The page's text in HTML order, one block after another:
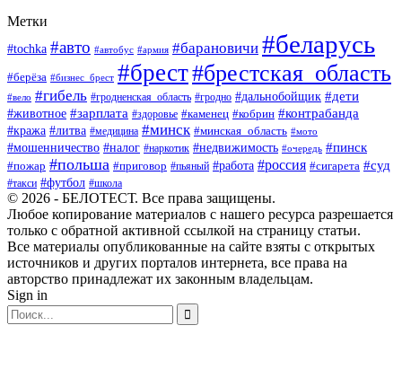
Метки
#tochka #авто #автобус #армия #барановичи #беларусь
#берёза #бизнес_брест #брест#брестская_область
#вело #гибель #гродненская_область #гродно #дальнобойщик #дети
#животное #зарплата #здоровье #каменец #кобрин #контрабанда
#кража #литва #медицина #минск #минская_область #мото
#мошенничество #налог #наркотик #недвижимость #очередь #пинск
#пожар #польша #приговор #пьяный #работа #россия #сигарета #суд
#такси #футбол #школа
© 2026 - БЕЛОТЕСТ. Все права защищены.
Любое копирование материалов с нашего ресурса разрешается
только с обратной активной ссылкой на страницу статьи.
Все материалы опубликованные на сайте взяты с открытых
источников и других порталов интернета, все права на
авторство принадлежат их законным владельцам.
Sign in